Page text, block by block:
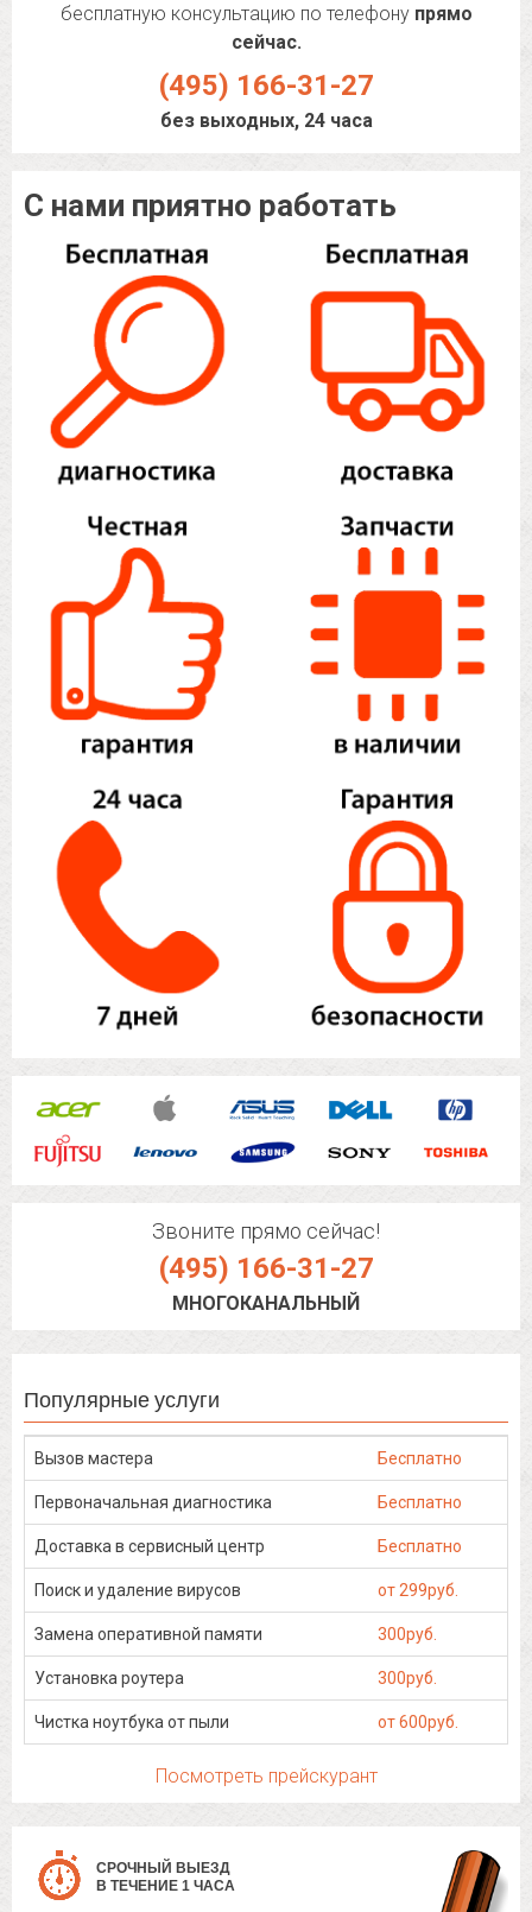
бесплатную консультацию по телефону прямо
сейчас.
(495) 166-31-27
без выходных, 24 часа
С нами приятно работать
Звоните прямо сейчас!
(495) 166-31-27
МНОГОКАНАЛЬНЫЙ
Популярные услуги
Вызов мастера Бесплатно
Первоначальная диагностика Бесплатно
Доставка в сервисный центр Бесплатно
Поиск и удаление вирусов от 299руб.
Замена оперативной памяти 300руб.
Установка роутера 300руб.
Чистка ноутбука от пыли от 600руб.
Посмотреть прейскурант
СРОЧНЫЙ ВЫЕЗД
В ТЕЧЕНИЕ 1 ЧАСА